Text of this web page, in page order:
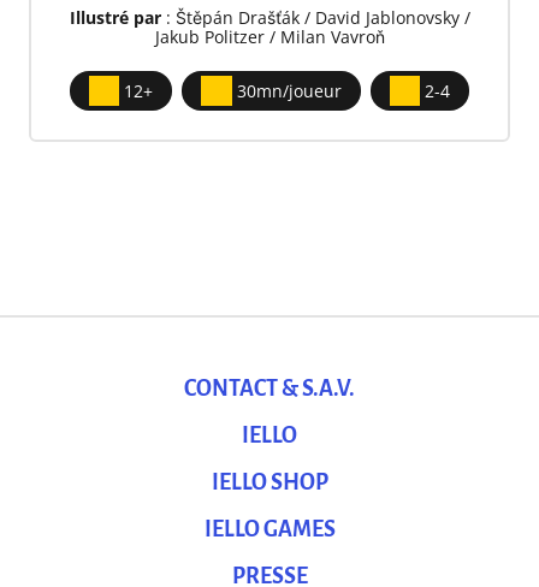
Illustré par: Štěpán Drašťák / David Jablonovsky /
Jakub Politzer / Milan Vavroň
12+ 30mn/joueur 2-4
CONTACT & S.A.V.
IELLO
IELLO SHOP
IELLO GAMES
PRESSE